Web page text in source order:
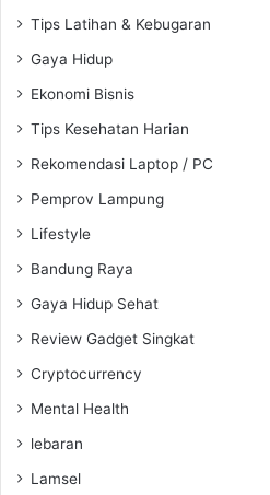
Tips Latihan & Kebugaran
Gaya Hidup
Ekonomi Bisnis
Tips Kesehatan Harian
Rekomendasi Laptop / PC
Pemprov Lampung
Lifestyle
Bandung Raya
Gaya Hidup Sehat
Review Gadget Singkat
Cryptocurrency
Mental Health
lebaran
Lamsel